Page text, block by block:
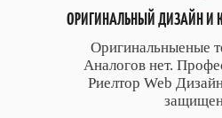
ОРИГИНАЛЬНЫЙ ДИЗАЙН И
Оригинальныеные
Аналогов нет.
Риелтор Web